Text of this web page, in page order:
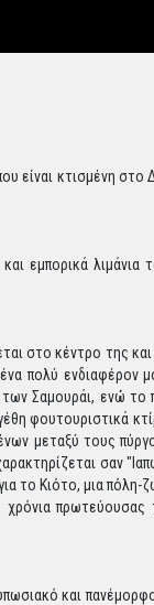
είναι κτισμένη στο
εμπορικά λιμάνια
στο κέντρο της
πολύ ενδιαφέρον
Σαμουράι, ενώ το
φουτουριστικά
μεταξύ τους
σαν
το Κιότο, μια πόλη-
χρόνια
και